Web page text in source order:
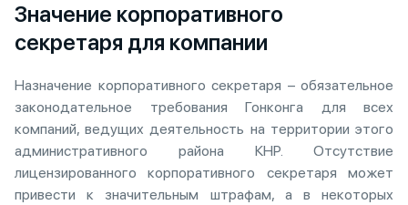
Значение корпоративного
секретаря для компании
Назначение корпоративного секретаря – обязательное
законодательное требования Гонконга для всех
компаний, ведущих деятельность на территории этого
административного района КНР. Отсутствие
лицензированного корпоративного секретаря может
привести к значительным штрафам, а в некоторых